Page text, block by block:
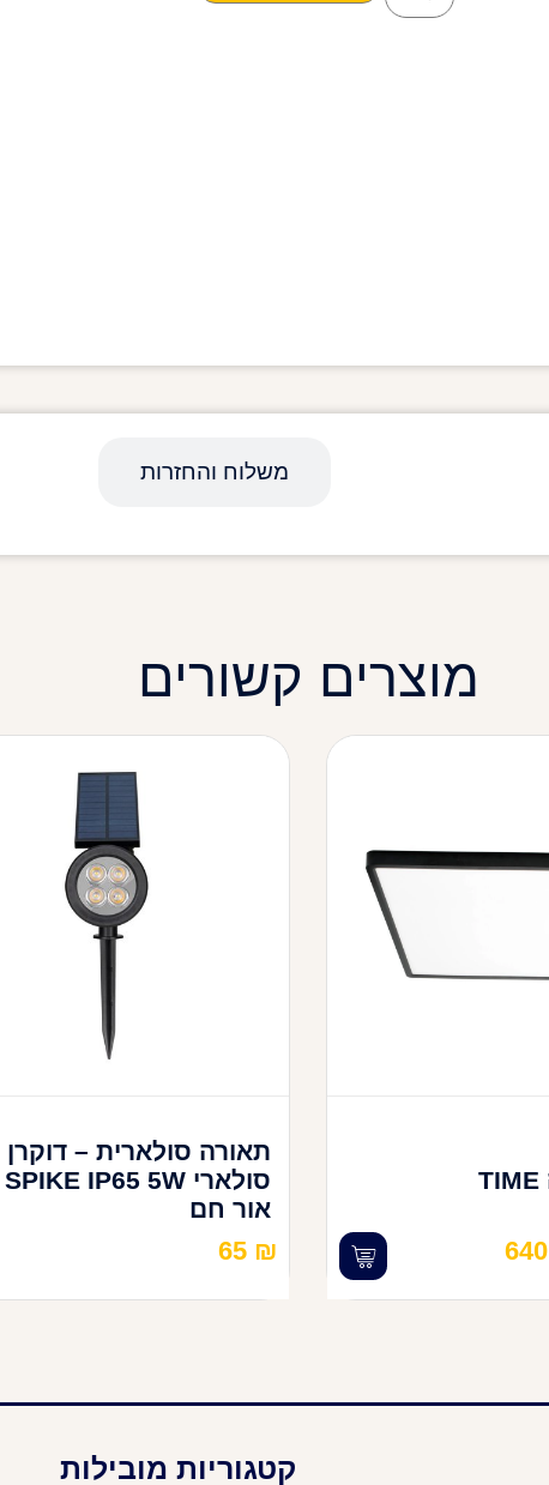
משלוח והחזרות
מוצרים קשורים
צמוד תקרה TIME
640
תאורה סולארית – דוקרן
סולארי SPIKE IP65 5W
אור חם
65 ₪
קטגוריות מובילות